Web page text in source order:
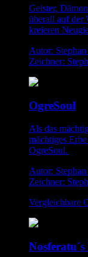
Geister,
überall auf der
kreieren
Autor:
Zeichner:
OgreSoul
Als das
mächtiges
OgreSoul.
Autor:
Zeichner:
Vergleichbare